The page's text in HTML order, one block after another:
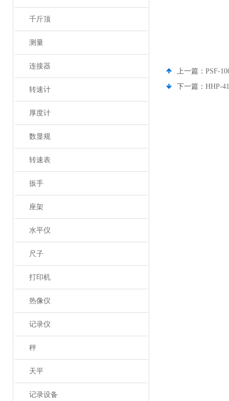
千斤顶
测量
连接器
转速计
厚度计
数显规
转速表
扳手
座架
水平仪
尺子
打印机
热像仪
记录仪
秤
天平
记录设备
上一篇： PSF-
下一篇： HHP-